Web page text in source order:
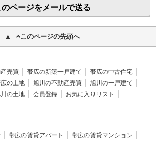
のページをメールで送る
このページの先頭へ
売買 帯広の新築一戸建て
帯広の中古住宅
の土地 旭川の不動産売買
旭川の一戸建て
の土地 会員登録
お気に入りリスト
帯広の賃貸アパート 帯広の賃貸マンション